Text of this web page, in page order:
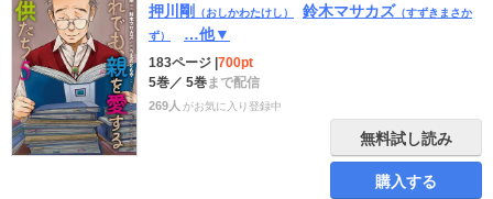
押川剛 （おしかわたけし） 鈴木マサカズ （すずきまさか
ず）
…他▼
183ページ 700pt
5巻／ 5巻まで配信
269人 がお気に入り登録中
無料試し読み
購入する